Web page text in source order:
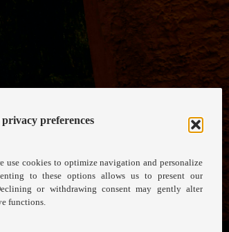
preferences
use cookies to optimize navigation and personalize
to these options allows us to present our
or withdrawing consent may gently alter
functions.
View on Instagram